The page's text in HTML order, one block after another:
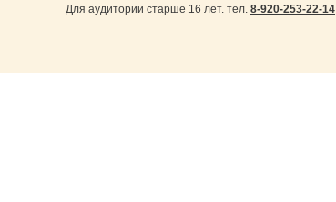
Для аудитории старше 16 лет. тел. 8-920-253-22-14